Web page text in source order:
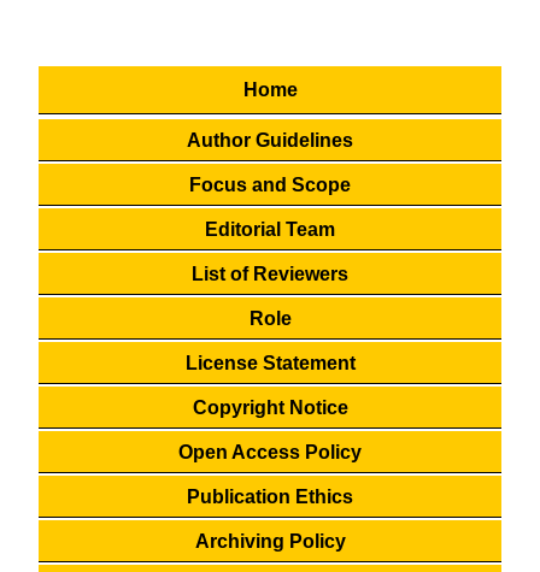
Home
Author Guidelines
Focus and Scope
Editorial Team
List of Reviewers
Role
License Statement
Copyright Notice
Open Access Policy
Publication Ethics
Archiving Policy